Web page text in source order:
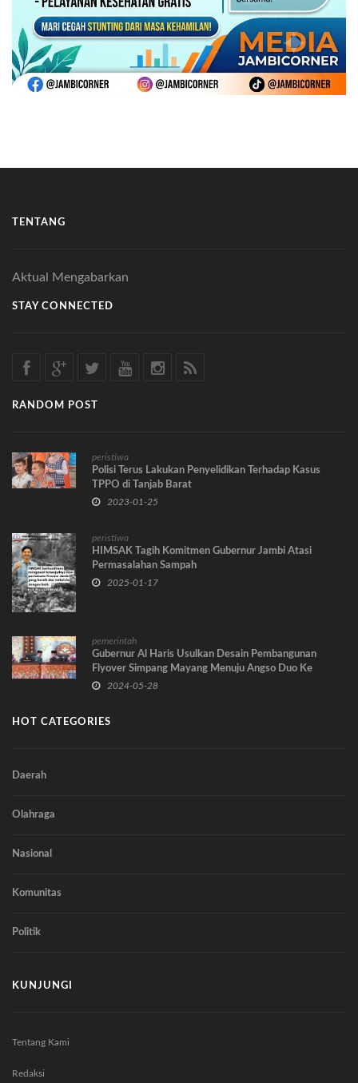
TENTANG
Aktual Mengabarkan
STAY CONNECTED
RANDOM POST
peristiwa
Polisi Terus Lakukan Penyelidikan Terhadap Kasus
TPPO di Tanjab Barat
2023-01-25
peristiwa
HIMSAK Tagih Komitmen Gubernur Jambi Atasi
Permasalahan Sampah
2025-01-17
pemerintah
Gubernur Al Haris Usulkan Desain Pembangunan
Flyover Simpang Mayang Menuju Angso Duo Ke
Kementerian PUPR
2024-05-28
HOT CATEGORIES
Daerah
Olahraga
Nasional
Komunitas
Politik
KUNJUNGI
Tentang Kami
Redaksi